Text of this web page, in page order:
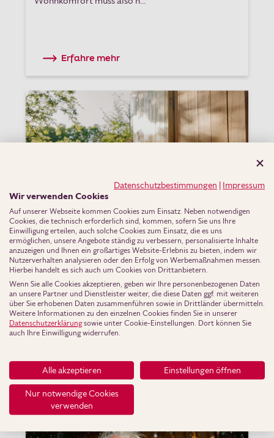
Datenschutzbestimmungen
Impressum
Wir verwenden Cookies
Auf unserer Webseite kommen Cookies zum Einsatz. Neben notwendigen
Cookies, die technisch erforderlich sind, kommen, sofern Sie uns Ihre
Einwilligung erteilen, auch solche Cookies zum Einsatz, die es uns
ermöglichen, unsere Angebote ständig zu verbessern, personalisierte Inhalte
anzuzeigen und Ihnen ein großartiges Website-Erlebnis zu bieten, indem wir
Nutzerverhalten analysieren oder den Erfolg von Werbemaßnahmen messen.
Hierbei handelt es sich auch um Cookies von Drittanbietern.
Wenn Sie alle Cookies akzeptieren, geben wir Ihre personenbezogenen Daten
an unsere Partner und Dienstleister weiter, die diese Daten ggf. mit weiteren
über Sie erhobenen Daten zusammenführen sowie in Drittländer übermitteln.
Weitere Informationen zu den einzelnen Cookies finden Sie in unserer
Datenschutzerklärungsowie unter Cookie-Einstellungen. Dort können Sie
auch Ihre Einwilligung widerrufen.
Alle akzeptieren Einstellungen öffnen
Nur notwendige Cookies
verwenden
Erfahre mehr
Modernisierung
Modernisieren ohne Großbaustelle:
Kleine Maßnahmen mit großer Wirkung
Auch ohne aufwendige Sanierung lässt sich das
eigene Zuhause spürbar aufwerten. Mehr
Wohnkomfort muss also n...
Erfahre mehr